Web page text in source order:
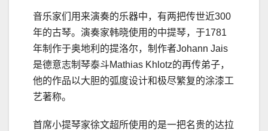
音乐家们用来演奏的乐器中，有两把传世近300
年的古琴。演奏家韩晓使用的中提琴，于1781
年制作于奥地利的提洛尔，制作者Johann Jais
是德意志制琴泰斗Mathias Khlotz的再传弟子，
他的作品以大胆的弧度设计和极尽繁复的涂漆工
艺著称。
首席小提琴家徐文超所使用的是一把名贵的达拉